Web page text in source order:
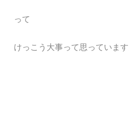
って
けっこう大事って思っています